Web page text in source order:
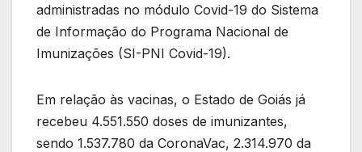
administradas no módulo Covid-19 do Sistema
de Informação do Programa Nacional de
Imunizações (SI-PNI Covid-19).
Em relação às vacinas, o Estado de Goiás já
recebeu 4.551.550 doses de imunizantes,
sendo 1.537.780 da CoronaVac, 2.314.970 da